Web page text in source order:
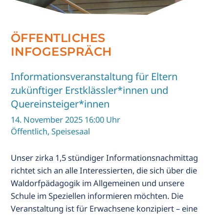
ÖFFENTLICHES
INFOGESPRÄCH
Informationsveranstaltung für Eltern
zukünftiger Erstklässler*innen und
Quereinsteiger*innen
14. November 2025 16:00 Uhr
Öffentlich, Speisesaal
Unser zirka 1,5 stündiger Informationsnachmittag
richtet sich an alle Interessierten, die sich über die
Waldorfpädagogik im Allgemeinen und unsere
Schule im Speziellen informieren möchten. Die
Veranstaltung ist für Erwachsene konzipiert – eine